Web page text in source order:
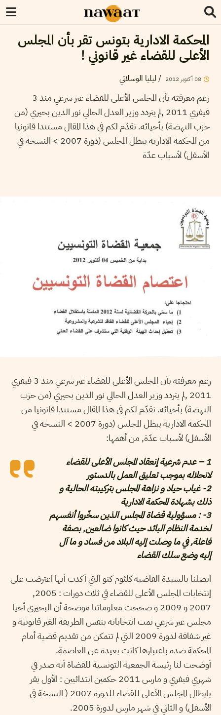
المحكمة الادارية بتونس تقر بأن المجلس
الأعلى للقضاء غير قانوني !
08أكتوبر 2012
/ليليا الوسلاتي
رغم معرفته بأن المجلس الأعلى للقضاء غير شرعي منذ 3
فيفري 2011 ,لم يتردد وزير العدل الحالي نور الدين بحيري (من
حزب النهضة) بأحيائه. نقدّم لكم في هذا المقال مستندا قانونيا
من المحكمة الادارية يبطل المجلس (دورة 2007 > النسخة في
الأسفل) لأسباب عدّة
رغم معرفته بأن المجلس الأعلى للقضاء غير شرعي منذ 3 فيفري
2011 ,لم يتردد وزير العدل الحالي نور الدين بحيري (من حزب
النهضة) بأحيائه. نقدّم لكم في هذا المقال مستندا قانونيا من
المحكمة الادارية يبطل المجلس (دورة 2007 > النسخة في
الأسفل) لأسباب عدّة, من أهمها:
1 – عدم شرعية إنعقاد المجلس الأعلى للقضاء
لانحلاله بموجب تعليق العمل بالدستور
2- غياب حياد و نزاهة المجلس بتركيبته الحالية و
ذلك بشهادة المحكمة الادارية
3- : مسؤولية قضاة المجلس الذين سخّروا أنفسهم
لخدمة النظام البائد حيث كانوا ضالعين, بصفة
فاعلة, في ما وصلت إليه البلاد من فساد و ما آل
إليه وضع سلك القضاء
اتصلنا بالسيدة القاضية كلثوم كنو التي أكدت أنها اعترضت على
إنتخابات المجلس الأعلى للقضاء في ثلاث دورات : 2005,
2007 و 2009 و صححت معلوماتنا موضحة أن البحيري أحيا
مجلس غير شرعي تمت انتخاباته بنفس الطريقة الغير قانونية و
غير شفافة لدورة 2009 التي لم تتمكن من تقديم قضية أمام
المحكمة ضده باعتبارها كانت بعيدة عن العاصمة.
أوضحت لنا رئيسة الجمعية التونسية للقضاة أنه صدر في
شهري فيفري و مارس 2011 حكمين ابتدائيين : الأول يقر
بابطال المجلس الأعلى للقضاء للدورة 2007 ( النسخة في
الأسفل) و الثاني في شهر مارس لدورة 2005.